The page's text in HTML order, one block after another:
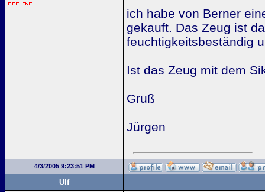
ich habe von Berner
gekauft. Das Zeug ist
feuchtigkeitsbeständig
Ist das Zeug mit dem
Gruß
Jürgen
4/3/2005 9:23:51 PM
Ulf